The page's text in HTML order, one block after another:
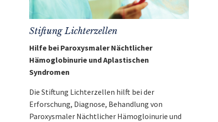
Stiftung Lichterzellen
Hilfe bei Paroxysmaler Nächtlicher
Hämoglobinurie und Aplastischen
Syndromen
Die Stiftung Lichterzellen hilft bei der
Erforschung, Diagnose, Behandlung von
Paroxysmaler Nächtlicher Hämogloinurie und